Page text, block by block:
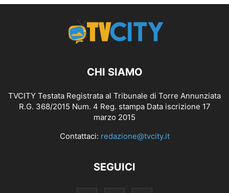
CHI SIAMO
TVCITY Testata Registrata al Tribunale di Torre Annunziata
R.G. 368/2015 Num. 4 Reg. stampa Data iscrizione 17
marzo 2015
Contattaci: redazione@tvcity.it
SEGUICI